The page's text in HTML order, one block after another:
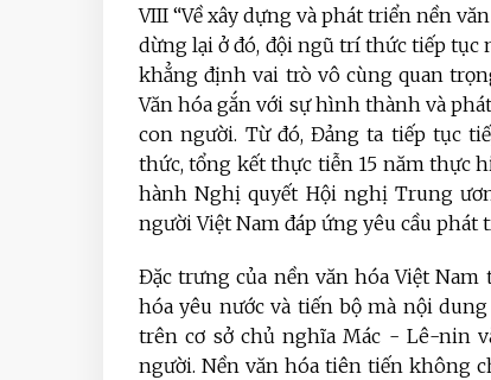
VIII “Về xây dựng và phát triển nền
dừng lại ở đó, đội ngũ trí thức tiếp
khẳng định vai trò vô cùng quan
Văn hóa gắn với sự hình thành và
con người. Từ đó, Đảng ta tiếp tục
thức, tổng kết thực tiễn 15 năm thực
hành Nghị quyết Hội nghị Trung
người Việt Nam đáp ứng yêu cầu phát
Đặc trưng của nền văn hóa Việt
hóa yêu nước và tiến bộ mà nội
trên cơ sở chủ nghĩa Mác - Lê-nin
người. Nền văn hóa tiên tiến không